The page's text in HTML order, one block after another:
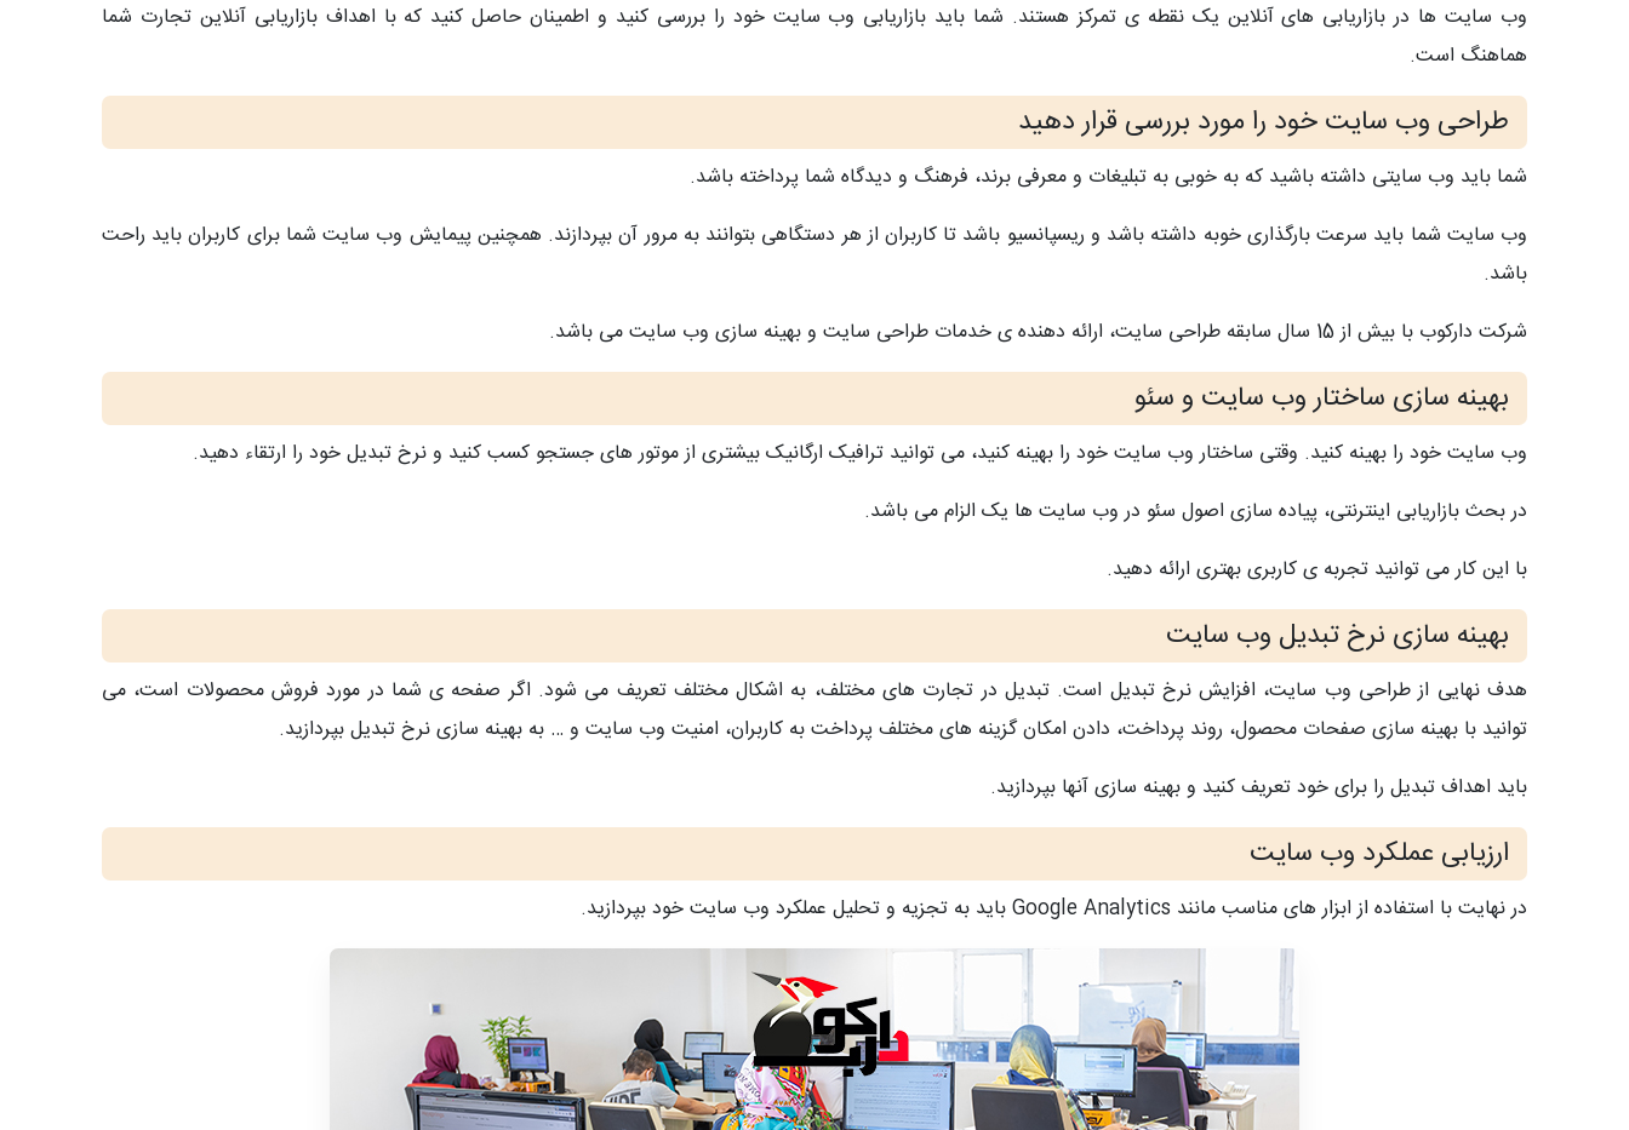
وب سایت ها در بازاریابی های آنلاین یک نقطه ی تمرکز هستند. شما باید بازاریابی وب سایت خود را بررسی کنید و اطمینان حاصل کنید که با اهداف بازاریابی آنلاین تجارت شما
هماهنگ است.
طراحی وب سایت خود را مورد بررسی قرار دهید
شما باید وب سایتی داشته باشید که به خوبی به تبلیغات و معرفی برند، فرهنگ و دیدگاه شما پرداخته باشد.
وب سایت شما باید سرعت بارگذاری خوبه داشته باشد و ریسپانسیو باشد تا کاربران از هر دستگاهی بتوانند به مرور آن بپردازند. همچنین پیمایش وب سایت شما برای کاربران باید راحت
باشد.
شرکت دارکوب با بیش از 15 سال سابقه طراحی سایت، ارائه دهنده ی خدمات طراحی سایت و بهینه سازی وب سایت می باشد.
بهینه سازی ساختار وب سایت و سئو
وب سایت خود را بهینه کنید. وقتی ساختار وب سایت خود را بهینه کنید، می توانید ترافیک ارگانیک بیشتری از موتور های جستجو کسب کنید و نرخ تبدیل خود را ارتقاء دهید.
در بحث بازاریابی اینترنتی، پیاده سازی اصول سئو در وب سایت ها یک الزام می باشد.
با این کار می توانید تجربه ی کاربری بهتری ارائه دهید.
بهینه سازی نرخ تبدیل وب سایت
هدف نهایی از طراحی وب سایت، افزایش نرخ تبدیل است. تبدیل در تجارت های مختلف، به اشکال مختلف تعریف می شود. اگر صفحه ی شما در مورد فروش محصولات است، می
توانید با بهینه سازی صفحات محصول، روند پرداخت، دادن امکان گزینه های مختلف پرداخت به کاربران، امنیت وب سایت و … به بهینه سازی نرخ تبدیل بپردازید.
باید اهداف تبدیل را برای خود تعریف کنید و بهینه سازی آنها بپردازید.
ارزیابی عملکرد وب سایت
در نهایت با استفاده از ابزار های مناسب مانند Google Analytics باید به تجزیه و تحلیل عملکرد وب سایت خود بپردازید.